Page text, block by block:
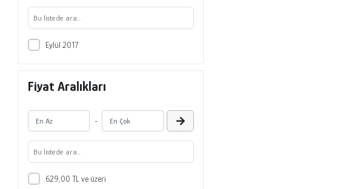
Eylül 2017
Fiyat Aralıkları
-
629,00 TL ve üzeri